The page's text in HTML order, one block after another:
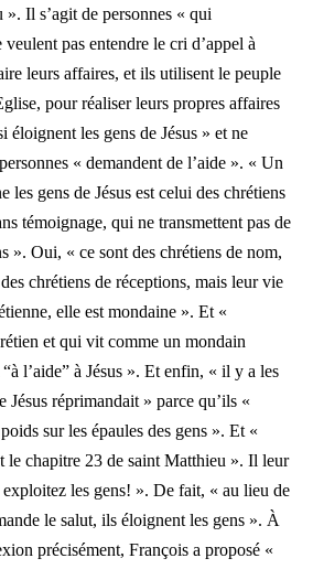
Il s’agit de personnes « qui
veulent pas entendre le cri d’appel à
leurs affaires, et ils utilisent le peuple
pour réaliser leurs propres affaires
éloignent les gens de Jésus » et ne
« demandent de l’aide ». « Un
les gens de Jésus est celui des chrétiens
témoignage, qui ne transmettent pas de
». Oui, « ce sont des chrétiens de nom,
chrétiens de réceptions, mais leur vie
elle est mondaine ». Et «
et qui vit comme un mondain
l’aide” à Jésus ». Et enfin, « il y a les
Jésus réprimandait » parce qu’ils «
sur les épaules des gens ». Et «
le chapitre 23 de saint Matthieu ». Il leur
les gens! ». De fait, « au lieu de
le salut, ils éloignent les gens ». À
précisément, François a proposé «